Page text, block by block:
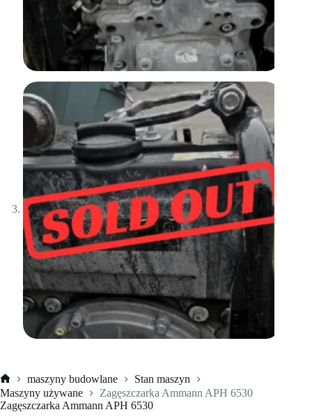
Strona
główna
maszyny budowlane
Stan maszyn
Maszyny używane
Zagęszczarka Ammann APH 6530
Zagęszczarka Ammann APH 6530